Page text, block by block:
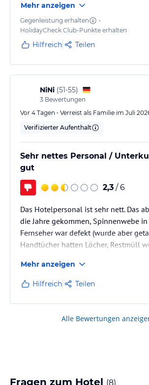
Buffet.
Mehr anzeigen
Gegenleistung erhalten
•
HolidayCheck Club-Punkte erhalten
Hilfreich Teilen
NiNi (51-55)
3 Bewertungen
Vor 4 Tagen • Verreist als Familie im Juli
Verifizierter Aufenthalt
Sehr nettes Personal /
gut
2,3 / 6
Das Hotelpersonal ist sehr nett. Das
die Jahre gekommen, Spinnenwebe
Fernseher war defekt (wurde aber
Handtücher hatten Löcher, Restmüll
waren mit Fettflecken überseht (in
wir gebucht hatten war das der Fall),
sich … das waren nur einige Dinge !
Mehr anzeigen
Hilfreich Teilen
Alle Bewertungen
Fragen zum Hotel (8)